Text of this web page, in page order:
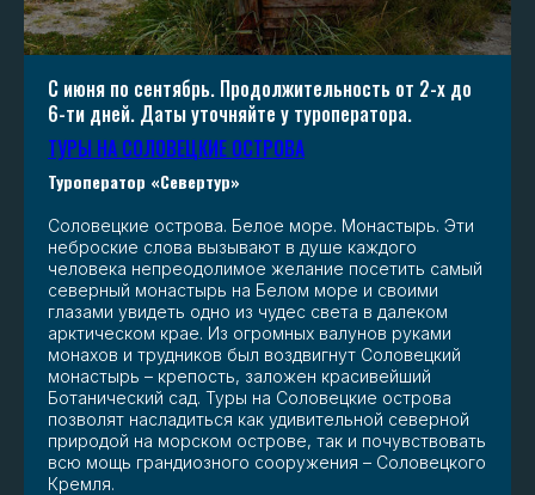
С июня по сентябрь. Продолжительность от 2-х до
6-ти дней. Даты уточняйте у туроператора.
ТУРЫ НА СОЛОВЕЦКИЕ ОСТРОВА
Туроператор «Севертур»
Соловецкие острова. Белое море. Монастырь. Эти
неброские слова вызывают в душе каждого
человека непреодолимое желание посетить самый
северный монастырь на Белом море и своими
глазами увидеть одно из чудес света в далеком
арктическом крае. Из огромных валунов руками
монахов и трудников был воздвигнут Соловецкий
монастырь – крепость, заложен красивейший
Ботанический сад. Туры на Соловецкие острова
позволят насладиться как удивительной северной
природой на морском острове, так и почувствовать
всю мощь грандиозного сооружения – Соловецкого
Кремля.